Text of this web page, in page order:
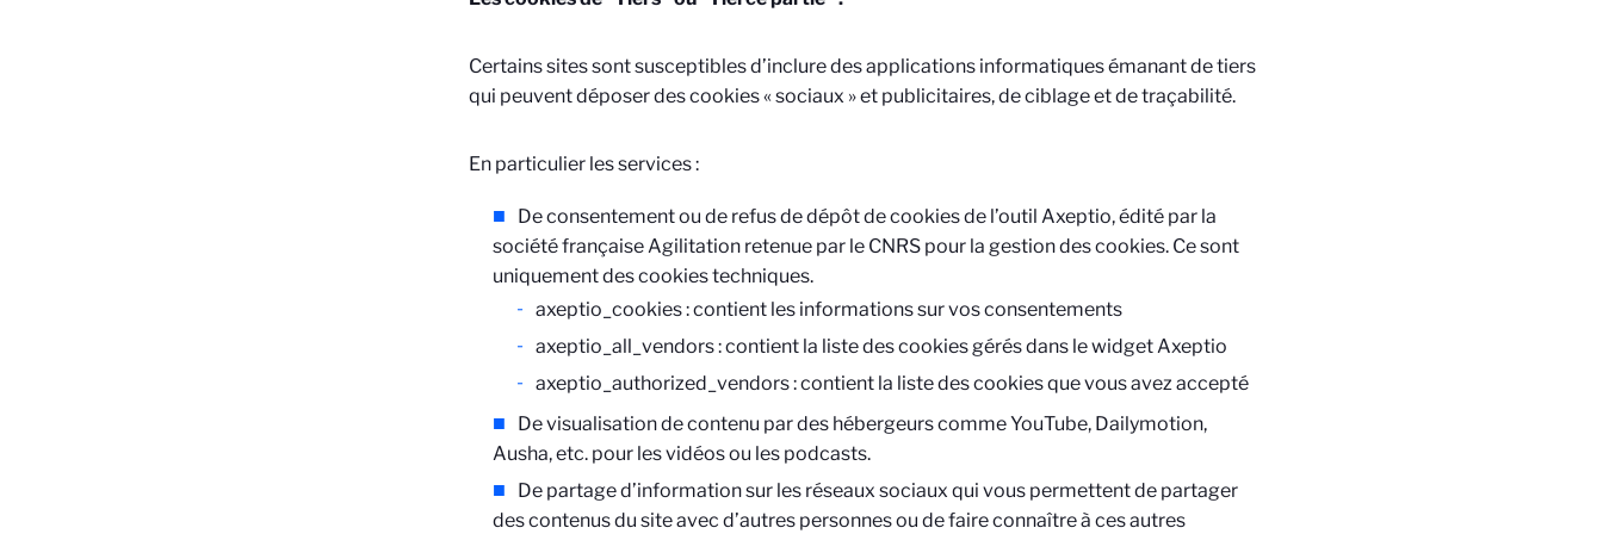
Certains sites sont susceptibles d’inclure des applications informatiques émanant de tiers
qui peuvent déposer des cookies « sociaux » et publicitaires, de ciblage et de traçabilité.
En particulier les services :
De consentement ou de refus de dépôt de cookies de l’outil Axeptio, édité par la
société française Agilitation retenue par le CNRS pour la gestion des cookies. Ce sont
uniquement des cookies techniques.
axeptio_cookies : contient les informations sur vos consentements
axeptio_all_vendors : contient la liste des cookies gérés dans le widget Axeptio
axeptio_authorized_vendors : contient la liste des cookies que vous avez accepté
De visualisation de contenu par des hébergeurs comme YouTube, Dailymotion,
Ausha, etc. pour les vidéos ou les podcasts.
De partage d’information sur les réseaux sociaux qui vous permettent de partager
des contenus du site avec d’autres personnes ou de faire connaître à ces autres